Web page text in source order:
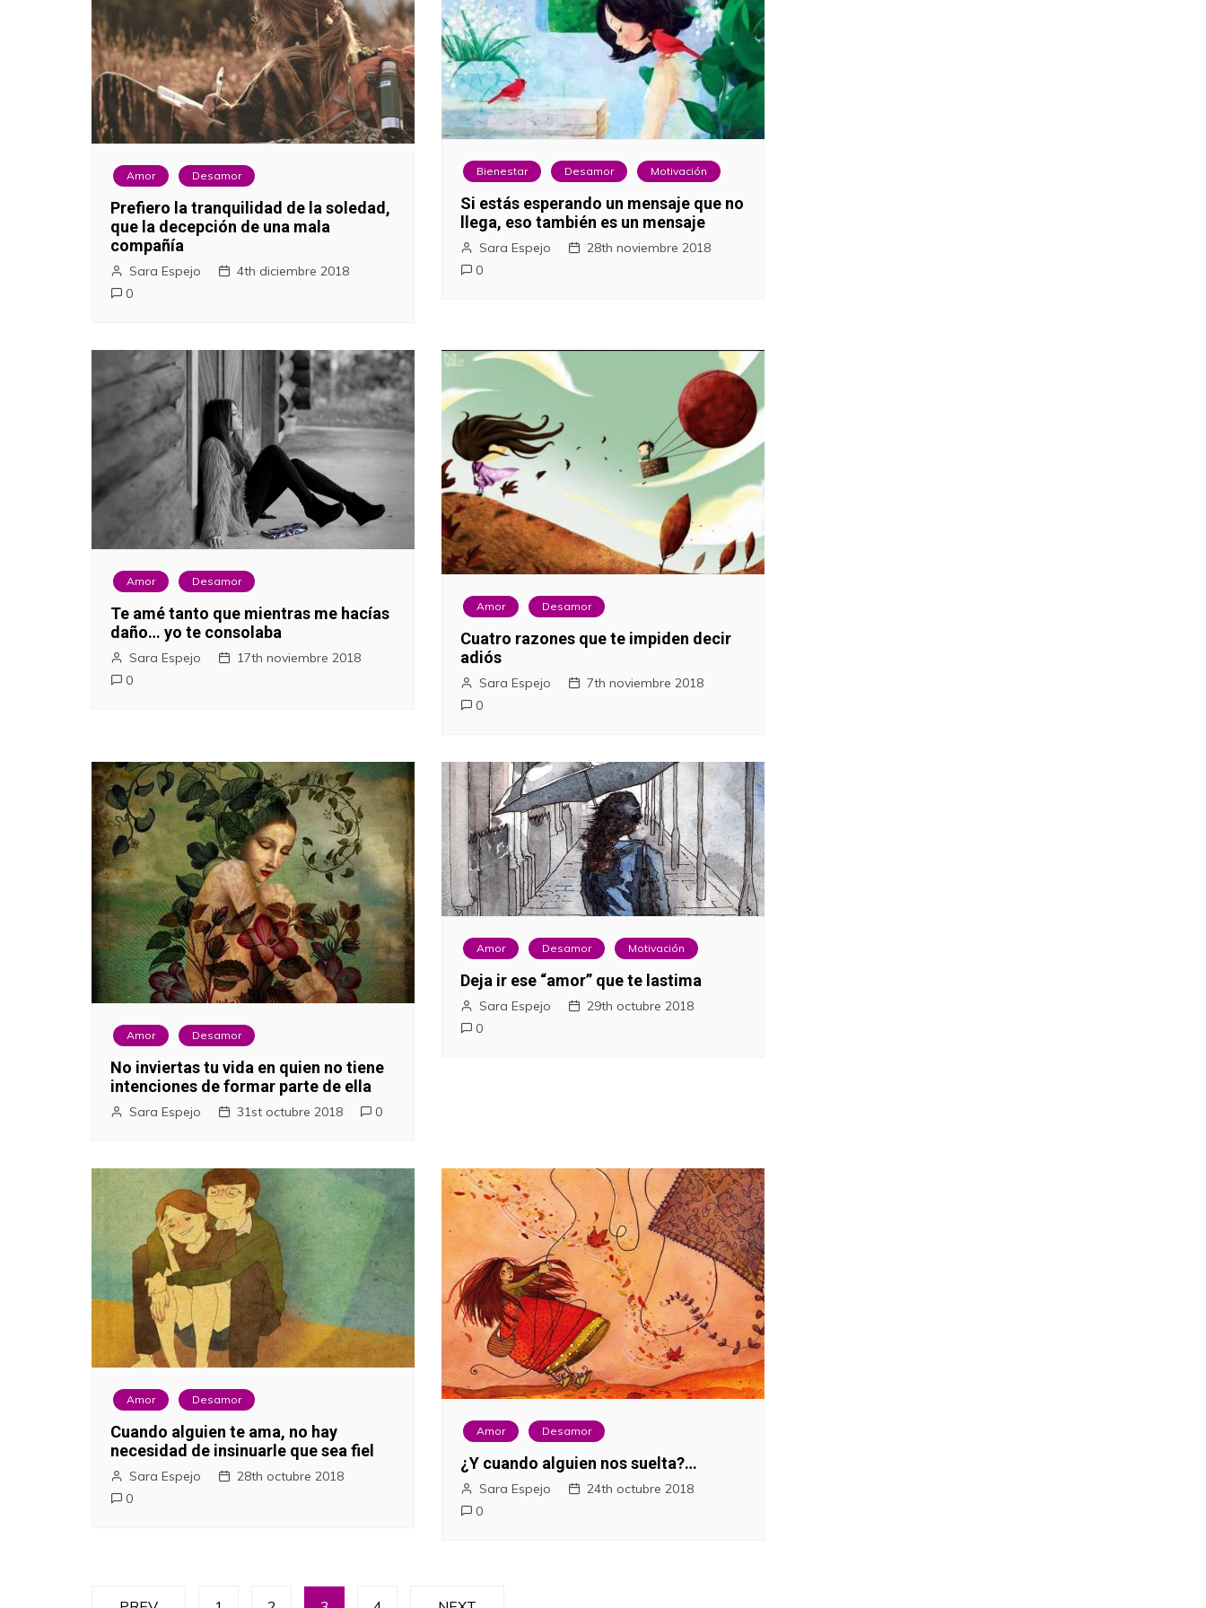
Amor Desamor
Prefiero la tranquilidad de la soledad,
que la decepción de una mala
compañía
Sara Espejo
4th diciembre 2018
0
Bienestar Desamor Motivación
Si estás esperando un mensaje que no
llega, eso también es un mensaje
Sara Espejo
28th noviembre 2018
0
Amor Desamor
Te amé tanto que mientras me hacías
daño… yo te consolaba
Sara Espejo
17th noviembre 2018
0
Amor Desamor
Cuatro razones que te impiden decir
adiós
Sara Espejo
7th noviembre 2018
0
Amor Desamor
No inviertas tu vida en quien no tiene
intenciones de formar parte de ella
Sara Espejo 31st octubre 2018 0
Amor Desamor Motivación
Deja ir ese “amor” que te lastima
Sara Espejo
29th octubre 2018
0
Amor Desamor
Cuando alguien te ama, no hay
necesidad de insinuarle que sea fiel
Sara Espejo
28th octubre 2018
0
Amor Desamor
¿Y cuando alguien nos suelta?…
Sara Espejo
24th octubre 2018
0